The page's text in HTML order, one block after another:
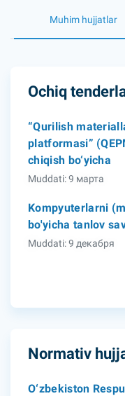
Muhim hujjatlar
Ochiq
“Qurilish
platformasi”
chiqish bo‘yicha
Muddati: 9 марта
Kompyuterlarni
bo'yicha tanlov
Muddati: 9 декабря
Normativ
O‘zbekiston